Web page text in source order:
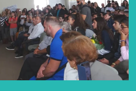
Πύρρος Δήμας